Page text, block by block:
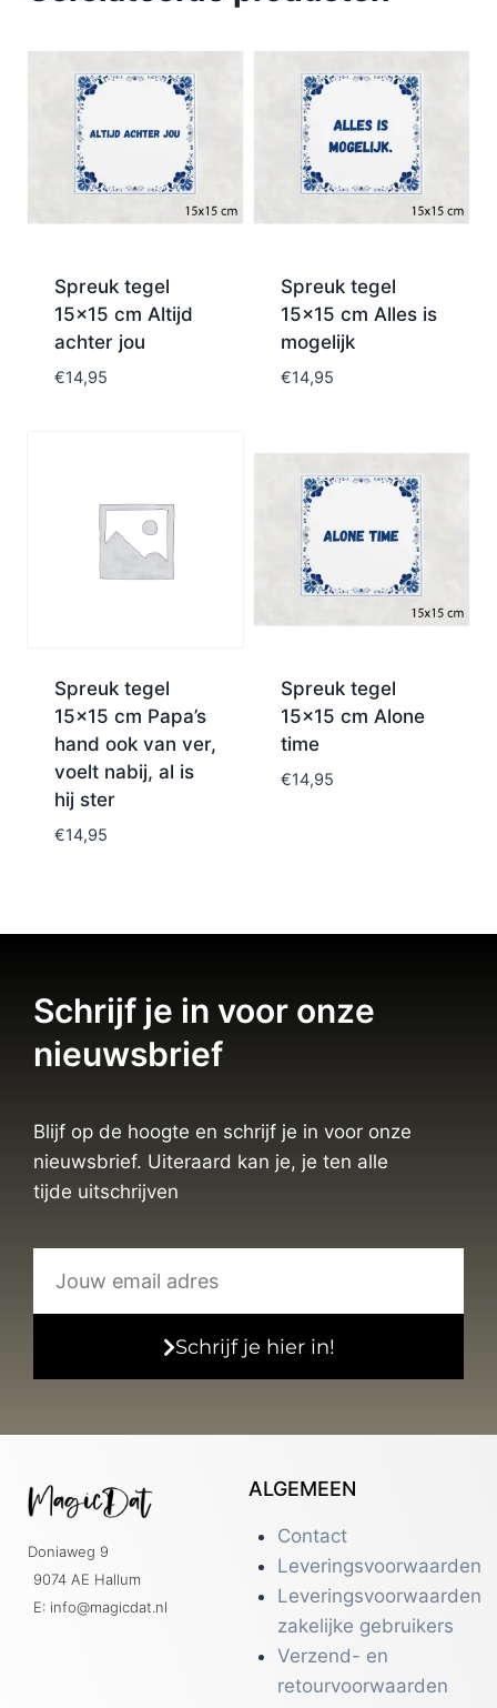
Spreuk tegel
15×15 cm Altijd
achter jou
€14,95
Spreuk tegel
15×15 cm Alles is
mogelijk
€14,95
Spreuk tegel
15×15 cm Papa’s
hand ook van ver,
voelt nabij, al is
hij ster
€14,95
Spreuk tegel
15×15 cm Alone
time
€14,95
Schrijf je in voor onze
nieuwsbrief
Blijf op de hoogte en schrijf je in voor onze
nieuwsbrief. Uiteraard kan je, je ten alle
tijde uitschrijven
Schrijf je hier in!
Doniaweg 9
9074 AE Hallum
E: info@magicdat.nl
ALGEMEEN
Contact
Leveringsvoorwaarden
Leveringsvoorwaarden
zakelijke gebruikers
Verzend- en
retourvoorwaarden